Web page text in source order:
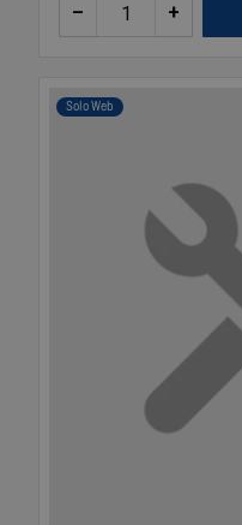
+
–
Solo Web